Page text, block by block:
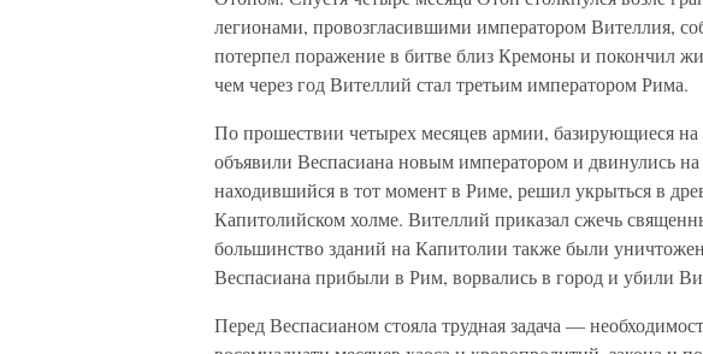
легионами, провозгласившими императором Вителлия,
потерпел поражение в битве близ Кремоны и покончил
чем через год Вителлий стал третьим императором Рима.
По прошествии четырех месяцев армии, базирующиеся на
объявили Веспасиана новым императором и двинулись
находившийся в тот момент в Риме, решил укрыться в
Капитолийском холме. Вителлий приказал сжечь
большинство зданий на Капитолии также были
Веспасиана прибыли в Рим, ворвались в город и убили
Перед Веспасианом стояла трудная задача —